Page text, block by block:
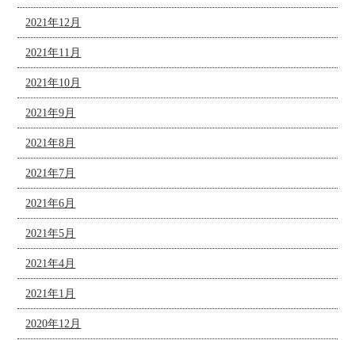
2021年12月
2021年11月
2021年10月
2021年9月
2021年8月
2021年7月
2021年6月
2021年5月
2021年4月
2021年1月
2020年12月